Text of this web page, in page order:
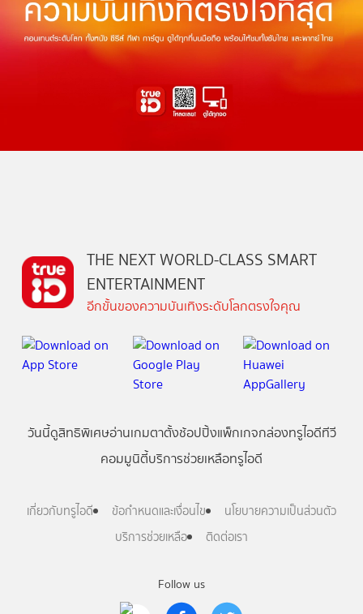
Follow us
THE NEXT WORLD-CLASS SMART
ENTERTAINMENT
อีกขั้นของความบันเทิงระดับโลกตรงใจคุณ
วันนี้ดูสิทธิพิเศษอ่านเกมตาตั้งช้อปปิ้งแพ็กเกจกล่องทรูไอดีทีวี
คอมมูนิตี้บริการช่วยเหลือทรูไอดี
เกี่ยวกับทรูไอดี ข้อกำหนดและเงื่อนไข
นโยบายความเป็นส่วนตัว
บริการช่วยเหลือ
ติดต่อเรา